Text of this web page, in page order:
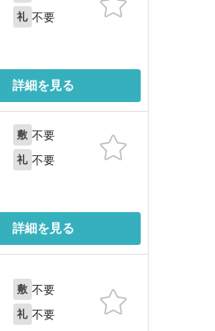
礼 不要
詳細を見る
敷 不要
礼 不要
詳細を見る
敷 不要
礼 不要